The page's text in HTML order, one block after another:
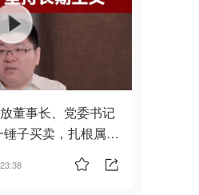
董事长、党委书记
子买卖，扎根属